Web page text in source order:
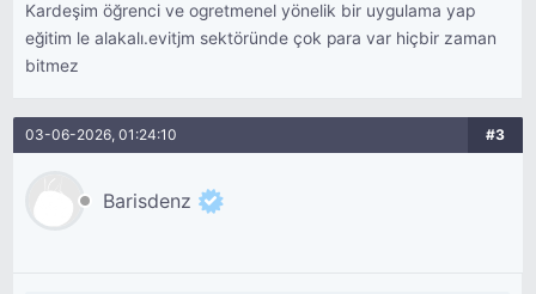
Kardeşim öğrenci ve ogretmenel yönelik bir uygulama yap
eğitim le alakalı.evitjm sektöründe çok para var hiçbir zaman
bitmez
03-06-2026, 01:24:10 #3
Barisdenz